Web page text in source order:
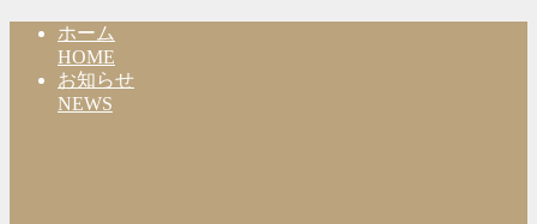
ホーム
HOME
お知らせ
NEWS